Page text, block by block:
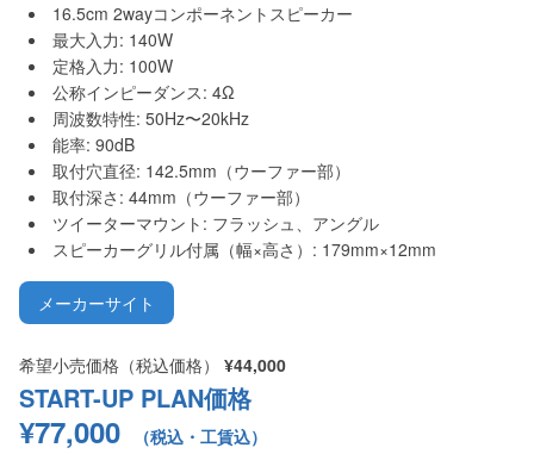
16.5cm 2wayコンポーネントスピーカー
最大入力: 140W
定格入力: 100W
公称インピーダンス: 4Ω
周波数特性: 50Hz〜20kHz
能率: 90dB
取付穴直径: 142.5mm（ウーファー部）
取付深さ: 44mm（ウーファー部）
ツイーターマウント: フラッシュ、アングル
スピーカーグリル付属（幅×高さ）: 179mm×12mm
メーカーサイト
希望小売価格（税込価格） ¥44,000
START-UP PLAN価格
¥77,000 （税込・工賃込）